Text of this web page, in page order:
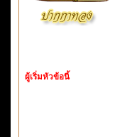
ผู้เริ่มหัวข้อนี้